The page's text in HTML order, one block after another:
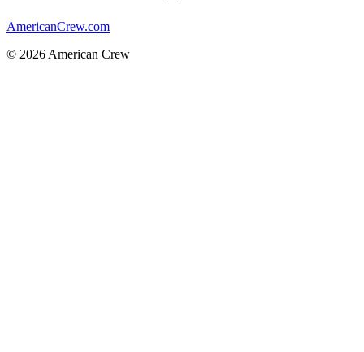
AmericanCrew.com
© 2026 American Crew